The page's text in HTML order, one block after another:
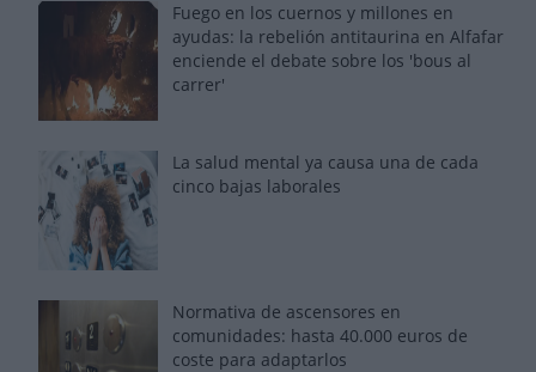
Fuego en los cuernos y millones en
ayudas: la rebelión antitaurina en Alfafar
enciende el debate sobre los 'bous al
carrer'
La salud mental ya causa una de cada
cinco bajas laborales
Normativa de ascensores en
comunidades: hasta 40.000 euros de
coste para adaptarlos